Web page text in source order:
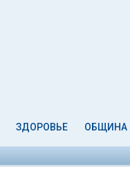
ЗДОРОВЬЕ ОБЩИНА